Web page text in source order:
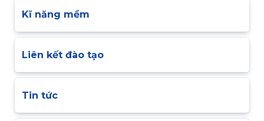
Kĩ năng mềm
Liên kết đào tạo
Tin tức